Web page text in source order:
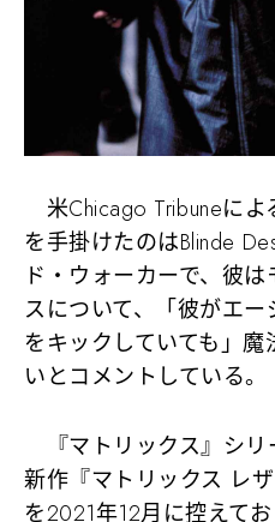
米Chicago Tribuneに
を手掛けたのはBlinde
ド・ウォーカーで、彼
スについて、「彼がエ
をキックしていても」
いとコメントしている。
『マトリックス』シリ
新作『マトリックス レ
を2021年12月に控えて